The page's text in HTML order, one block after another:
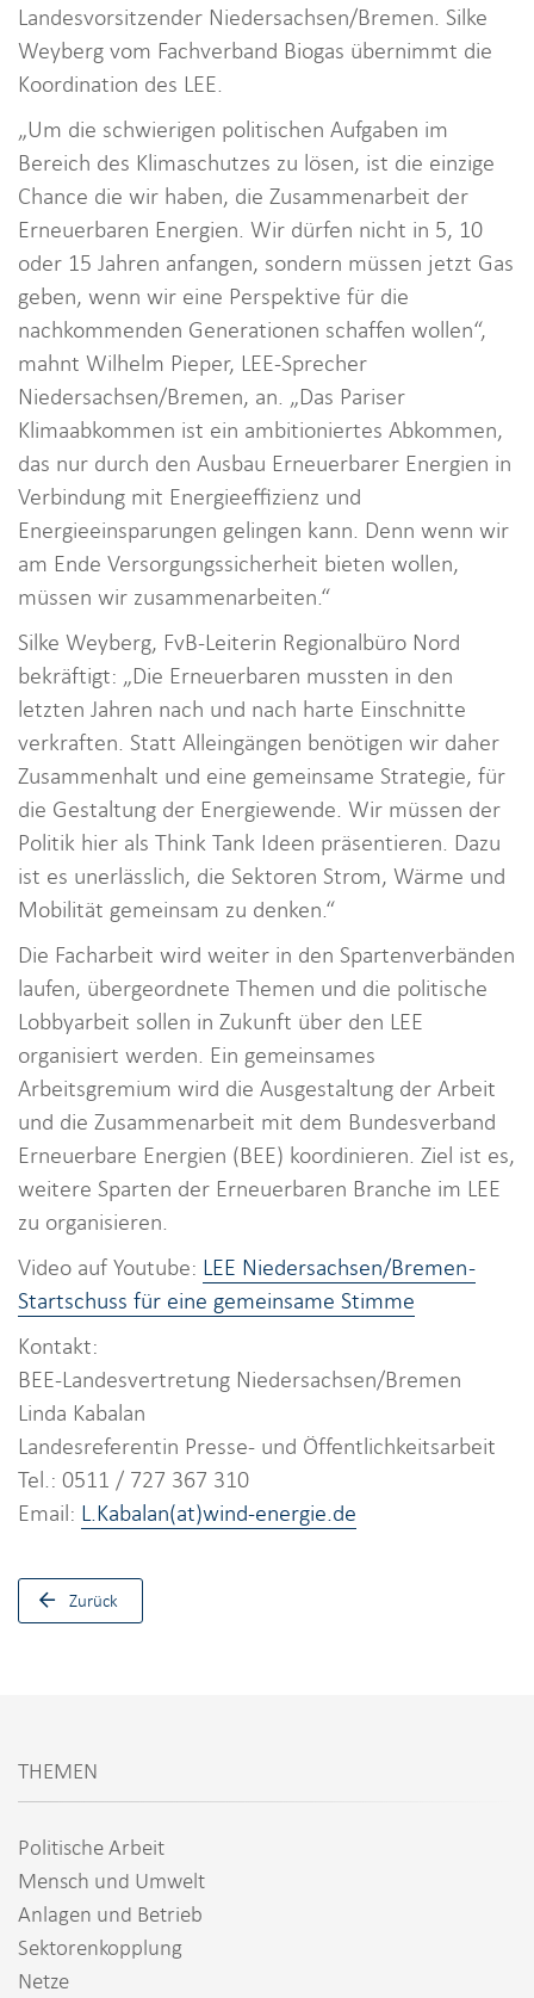
Landesvorsitzender Niedersachsen/Bremen. Silke
Weyberg vom Fachverband Biogas übernimmt die
Koordination des LEE.
„Um die schwierigen politischen Aufgaben im
Bereich des Klimaschutzes zu lösen, ist die einzige
Chance die wir haben, die Zusammenarbeit der
Erneuerbaren Energien. Wir dürfen nicht in 5, 10
oder 15 Jahren anfangen, sondern müssen jetzt Gas
geben, wenn wir eine Perspektive für die
nachkommenden Generationen schaffen wollen“,
mahnt Wilhelm Pieper, LEE-Sprecher
Niedersachsen/Bremen, an. „Das Pariser
Klimaabkommen ist ein ambitioniertes Abkommen,
das nur durch den Ausbau Erneuerbarer Energien in
Verbindung mit Energieeffizienz und
Energieeinsparungen gelingen kann. Denn wenn wir
am Ende Versorgungssicherheit bieten wollen,
müssen wir zusammenarbeiten.“
Silke Weyberg, FvB-Leiterin Regionalbüro Nord
bekräftigt: „Die Erneuerbaren mussten in den
letzten Jahren nach und nach harte Einschnitte
verkraften. Statt Alleingängen benötigen wir daher
Zusammenhalt und eine gemeinsame Strategie, für
die Gestaltung der Energiewende. Wir müssen der
Politik hier als Think Tank Ideen präsentieren. Dazu
ist es unerlässlich, die Sektoren Strom, Wärme und
Mobilität gemeinsam zu denken.“
Die Facharbeit wird weiter in den Spartenverbänden
laufen, übergeordnete Themen und die politische
Lobbyarbeit sollen in Zukunft über den LEE
organisiert werden. Ein gemeinsames
Arbeitsgremium wird die Ausgestaltung der Arbeit
und die Zusammenarbeit mit dem Bundesverband
Erneuerbare Energien (BEE) koordinieren. Ziel ist es,
weitere Sparten der Erneuerbaren Branche im LEE
zu organisieren.
Video auf Youtube: LEE Niedersachsen/Bremen -
Startschuss für eine gemeinsame Stimme
Kontakt:
BEE-Landesvertretung Niedersachsen/Bremen
Linda Kabalan
Landesreferentin Presse- und Öffentlichkeitsarbeit
Tel.: 0511 / 727 367 310
Email: L.Kabalan(at)wind-energie.de
Zurück
THEMEN
Politische Arbeit
Mensch und Umwelt
Anlagen und Betrieb
Sektorenkopplung
Netze